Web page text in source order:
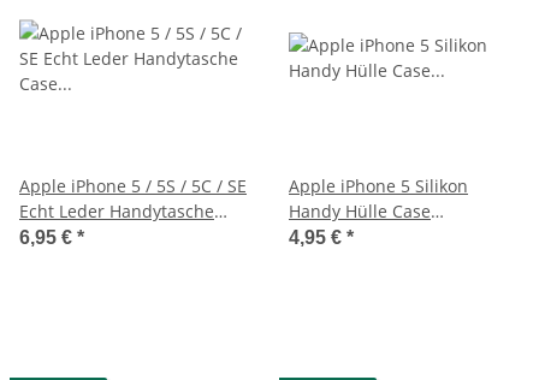
Apple iPhone 5 / 5S / 5C / SE
Echt Leder Handytasche
Case Etui Rot
6,95 € *
Apple iPhone 5 Silikon
Handy Hülle Case
Schutzhülle Silicon Schwarz
4,95 € *